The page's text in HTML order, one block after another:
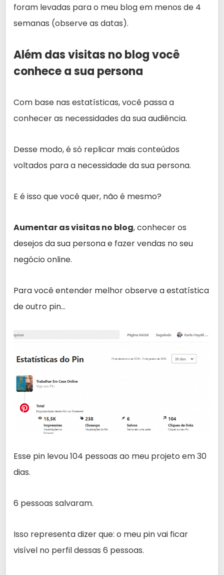
foram levadas para o meu blog em menos de 4
semanas (observe as datas).
Além das visitas no blog você
conhece a sua persona
Com base nas estatísticas, você passa a
conhecer as necessidades da sua audiência.
Desse modo, é só replicar mais conteúdos
voltados para a necessidade da sua persona.
E é isso que você quer, não é mesmo?
Aumentar as visitas no blog, conhecer os
desejos da sua persona e fazer vendas no seu
negócio online.
Para você entender melhor observe a estatística
de outro pin…
Esse pin levou 104 pessoas ao meu projeto em 30
dias.
6 pessoas salvaram.
Isso representa dizer que: o meu pin vai ficar
visível no perfil dessas 6 pessoas.